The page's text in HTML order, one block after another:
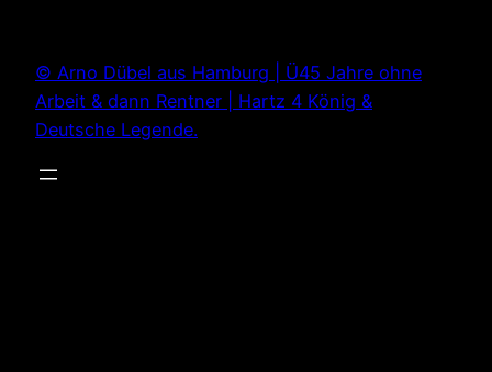
springen
© Arno Dübel aus Hamburg | Ü45 Jahre ohne
Arbeit & dann Rentner | Hartz 4 König &
Deutsche Legende.